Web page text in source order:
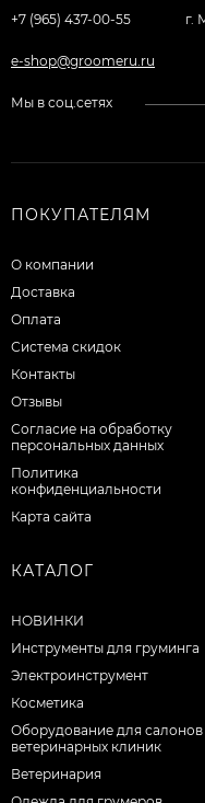
+7 (965) 437-00-55 г.
e-shop@groomeru.ru
Мы в соц.сетях
ПОКУПАТЕЛЯМ
О компании
Доставка
Оплата
Система скидок
Контакты
Отзывы
Согласие на обработку
персональных данных
Политика
конфиденциальности
Карта сайта
КАТАЛОГ
НОВИНКИ
Инструменты для груминга
Электроинструмент
Косметика
Оборудование для салонов
ветеринарных клиник
Ветеринария